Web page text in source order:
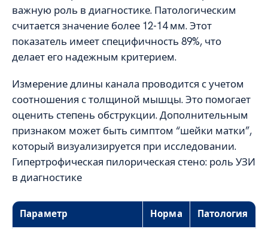
важную роль в диагностике. Патологическим
считается значение более 12-14 мм. Этот
показатель имеет специфичность 89%, что
делает его надежным критерием.
Измерение длины канала проводится с учетом
соотношения с толщиной мышцы. Это помогает
оценить степень обструкции. Дополнительным
признаком может быть симптом “шейки матки”,
который визуализируется при исследовании.
Гипертрофическая пилорическая стено: роль УЗИ
в диагностике
Параметр Норма Патология